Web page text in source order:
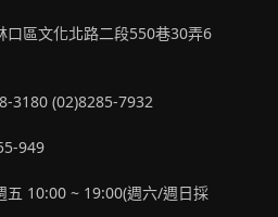
口區文化北路二段550巷30弄6
3180 (02)8285-7932
949
五 10:00 ~ 19:00(週六/週日採